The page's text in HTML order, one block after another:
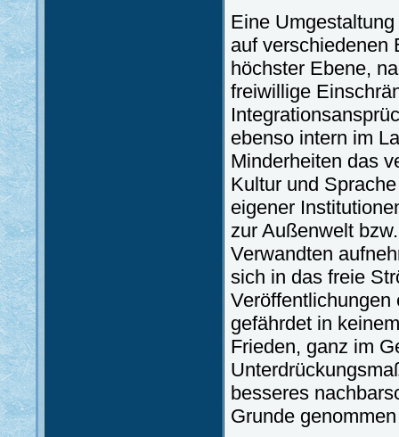
Eine
auf verschiedenen
höchster Ebene,
freiwillige
ebenso intern im
Minderheiten das
Kultur und
eigener
zur Außenwelt
Verwandten
sich in das freie
gefährdet in
Frieden, ganz im
besseres
Grunde